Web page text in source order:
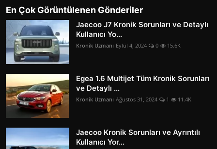
En Çok Görüntülenen Gönderiler
Jaecoo J7 Kronik Sorunları ve Detaylı
Kullanıcı Yo...
Kronik Uzmanı Eylül 4, 2024 0 15.6K
Egea 1.6 Multijet Tüm Kronik Sorunları
ve Detaylı ...
Kronik Uzmanı Ağustos 31, 2024 1 11.4K
Jaecoo Kronik Sorunları ve Ayrıntılı
Kullanıcı Yor...